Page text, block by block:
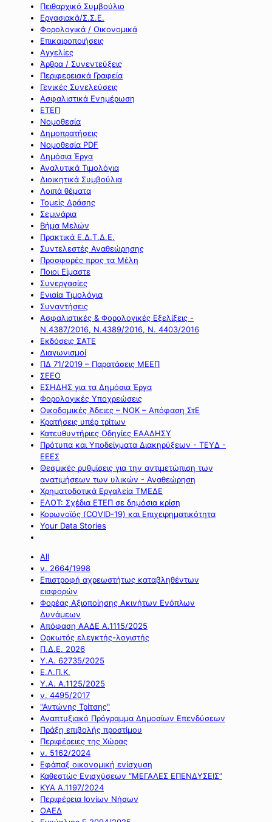
Πειθαρχικό Συμβούλιο
Εργασιακά/Σ.Σ.Ε.
Φορολογικά / Οικονομικά
Επικαιροποιήσεις
Αγγελίες
Άρθρα / Συνεντεύξεις
Περιφερειακά Γραφεία
Γενικές Συνελεύσεις
Ασφαλιστικά Ενημέρωση
ΕΤΕΠ
Νομοθεσία
Δημοπρατήσεις
Νομοθεσία PDF
Δημόσια Έργα
Αναλυτικά Τιμολόγια
Διοικητικά Συμβούλια
Λοιπά θέματα
Τομείς Δράσης
Σεμινάρια
Βήμα Μελών
Πρακτικά Ε.Δ.Τ.Δ.Ε.
Συντελεστές Αναθεώρησης
Προσφορές προς τα Μέλη
Ποιοι Είμαστε
Συνεργασίες
Ενιαία Τιμολόγια
Συναντήσεις
Ασφαλιστικές & Φορολογικές Εξελίξεις -
Ν.4387/2016, Ν.4389/2016, Ν. 4403/2016
Εκδόσεις ΣΑΤΕ
Διαγωνισμοί
ΠΔ 71/2019 – Παρατάσεις ΜΕΕΠ
ΣΕΕΟ
ΕΣΗΔΗΣ για τα Δημόσια Έργα
Φορολογικές Υποχρεώσεις
Οικοδομικές Άδειες – ΝΟΚ – Απόφαση ΣτΕ
Κρατήσεις υπέρ τρίτων
Κατευθυντήριες Οδηγίες ΕΑΑΔΗΣΥ
Πρότυπα και Υποδείγματα Διακηρύξεων - ΤΕΥΔ -
ΕΕΕΣ
Θεσμικές ρυθμίσεις για την αντιμετώπιση των
ανατιμήσεων των υλικών - Αναθεώρηση
Χρηματοδοτικά Εργαλεία ΤΜΕΔΕ
ΕΛΟΤ: Σχέδια ΕΤΕΠ σε δημόσια κρίση
Κορωνοϊός (COVID-19) και Επιχειρηματικότητα
Your Data Stories
All
ν. 2664/1998
Επιστροφή αχρεωστήτως καταβληθέντων
εισφορών
Φορέας Αξιοποίησης Ακινήτων Ενόπλων
Δυνάμεων
Απόφαση ΑΑΔΕ Α.1115/2025
Ορκωτός ελεγκτής-λογιστής
Π.Δ.Ε. 2026
Υ.Α. 62735/2025
Ε.Λ.Π.Κ.
Υ.Α. Α.1125/2025
ν. 4495/2017
"Αντώνης Τρίτσης"
Αναπτυξιακό Πρόγραμμα Δημοσίων Επενδύσεων
Πράξη επιβολής προστίμου
Περιφέρειες της Χώρας
ν. 5162/2024
Εφάπαξ οικονομική ενίσχυση
Καθεστώς Ενισχύσεων “ΜΕΓΑΛΕΣ ΕΠΕΝΔΥΣΕΙΣ”
ΚΥΑ Α.1197/2024
Περιφέρεια Ιονίων Νήσων
ΟΑΕΔ